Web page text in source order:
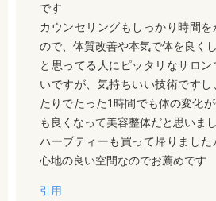
です
カウンセリングもしっかり時間
ので、体質改善や本気で体を良く
と思ってる人にピッタリなサロ
いですが、気持ちいい技術です
たりでたった1時間でも体の変化
も良くなって美容整体だと思いま
ハーブティーも買って帰りまし
心地の良い空間なのでお薦めです
引用